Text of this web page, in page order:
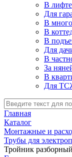
В лифте
Для
В
В
В
Для
В
За
В
Для
Главная
Каталог
Монтажные и
Трубы для
Тройник